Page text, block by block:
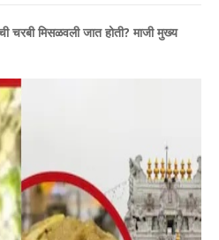
चरबी मिसळवली जात होती? माजी मुख्य